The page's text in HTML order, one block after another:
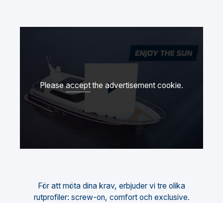
Please accept the advertisement cookie.
Spela upp video
För att möta dina krav, erbjuder vi tre olika
rutprofiler: screw-on, comfort och exclusive.